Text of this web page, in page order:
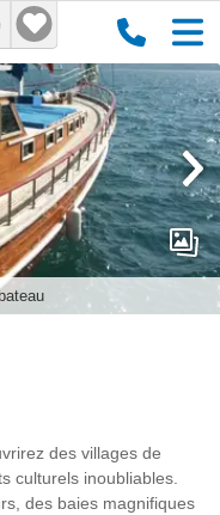
des villages de
culturels inoubliables.
des baies magnifiques